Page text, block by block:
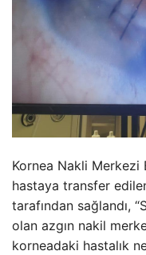
Kornea Nakli Merkezi
hastaya transfer
tarafından sağlandı,
olan azgın nakil
korneadaki hastalık